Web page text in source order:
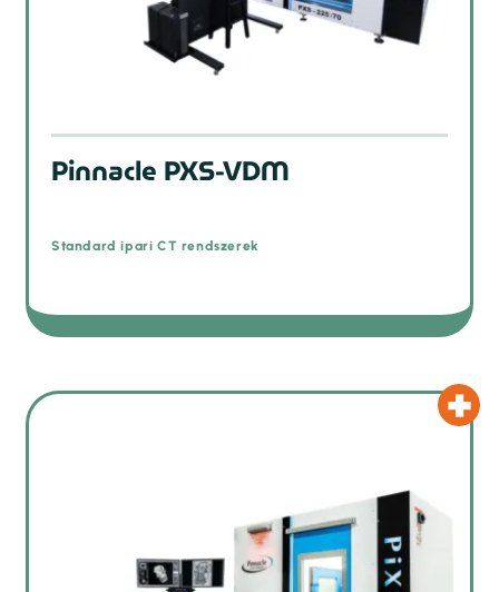
Pinnacle PXS-VDM
Standard ipari CT rendszerek